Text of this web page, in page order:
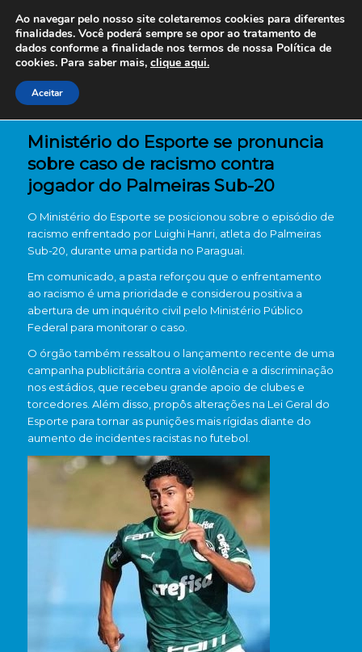
Ministério do Esporte se pronuncia
sobre caso de racismo contra
jogador do Palmeiras Sub-20
O Ministério do Esporte se posicionou sobre o episódio de
racismo enfrentado por Luighi Hanri, atleta do Palmeiras
Sub-20, durante uma partida no Paraguai.
Em comunicado, a pasta reforçou que o enfrentamento
ao racismo é uma prioridade e considerou positiva a
abertura de um inquérito civil pelo Ministério Público
Federal para monitorar o caso.
O órgão também ressaltou o lançamento recente de uma
campanha publicitária contra a violência e a discriminação
nos estádios, que recebeu grande apoio de clubes e
torcedores. Além disso, propôs alterações na Lei Geral do
Esporte para tornar as punições mais rígidas diante do
aumento de incidentes racistas no futebol.
Ao navegar pelo nosso site coletaremos cookies para diferentes
finalidades. Você poderá sempre se opor ao tratamento de
dados conforme a finalidade nos termos de nossa Política de
cookies. Para saber mais, clique aqui.
Aceitar